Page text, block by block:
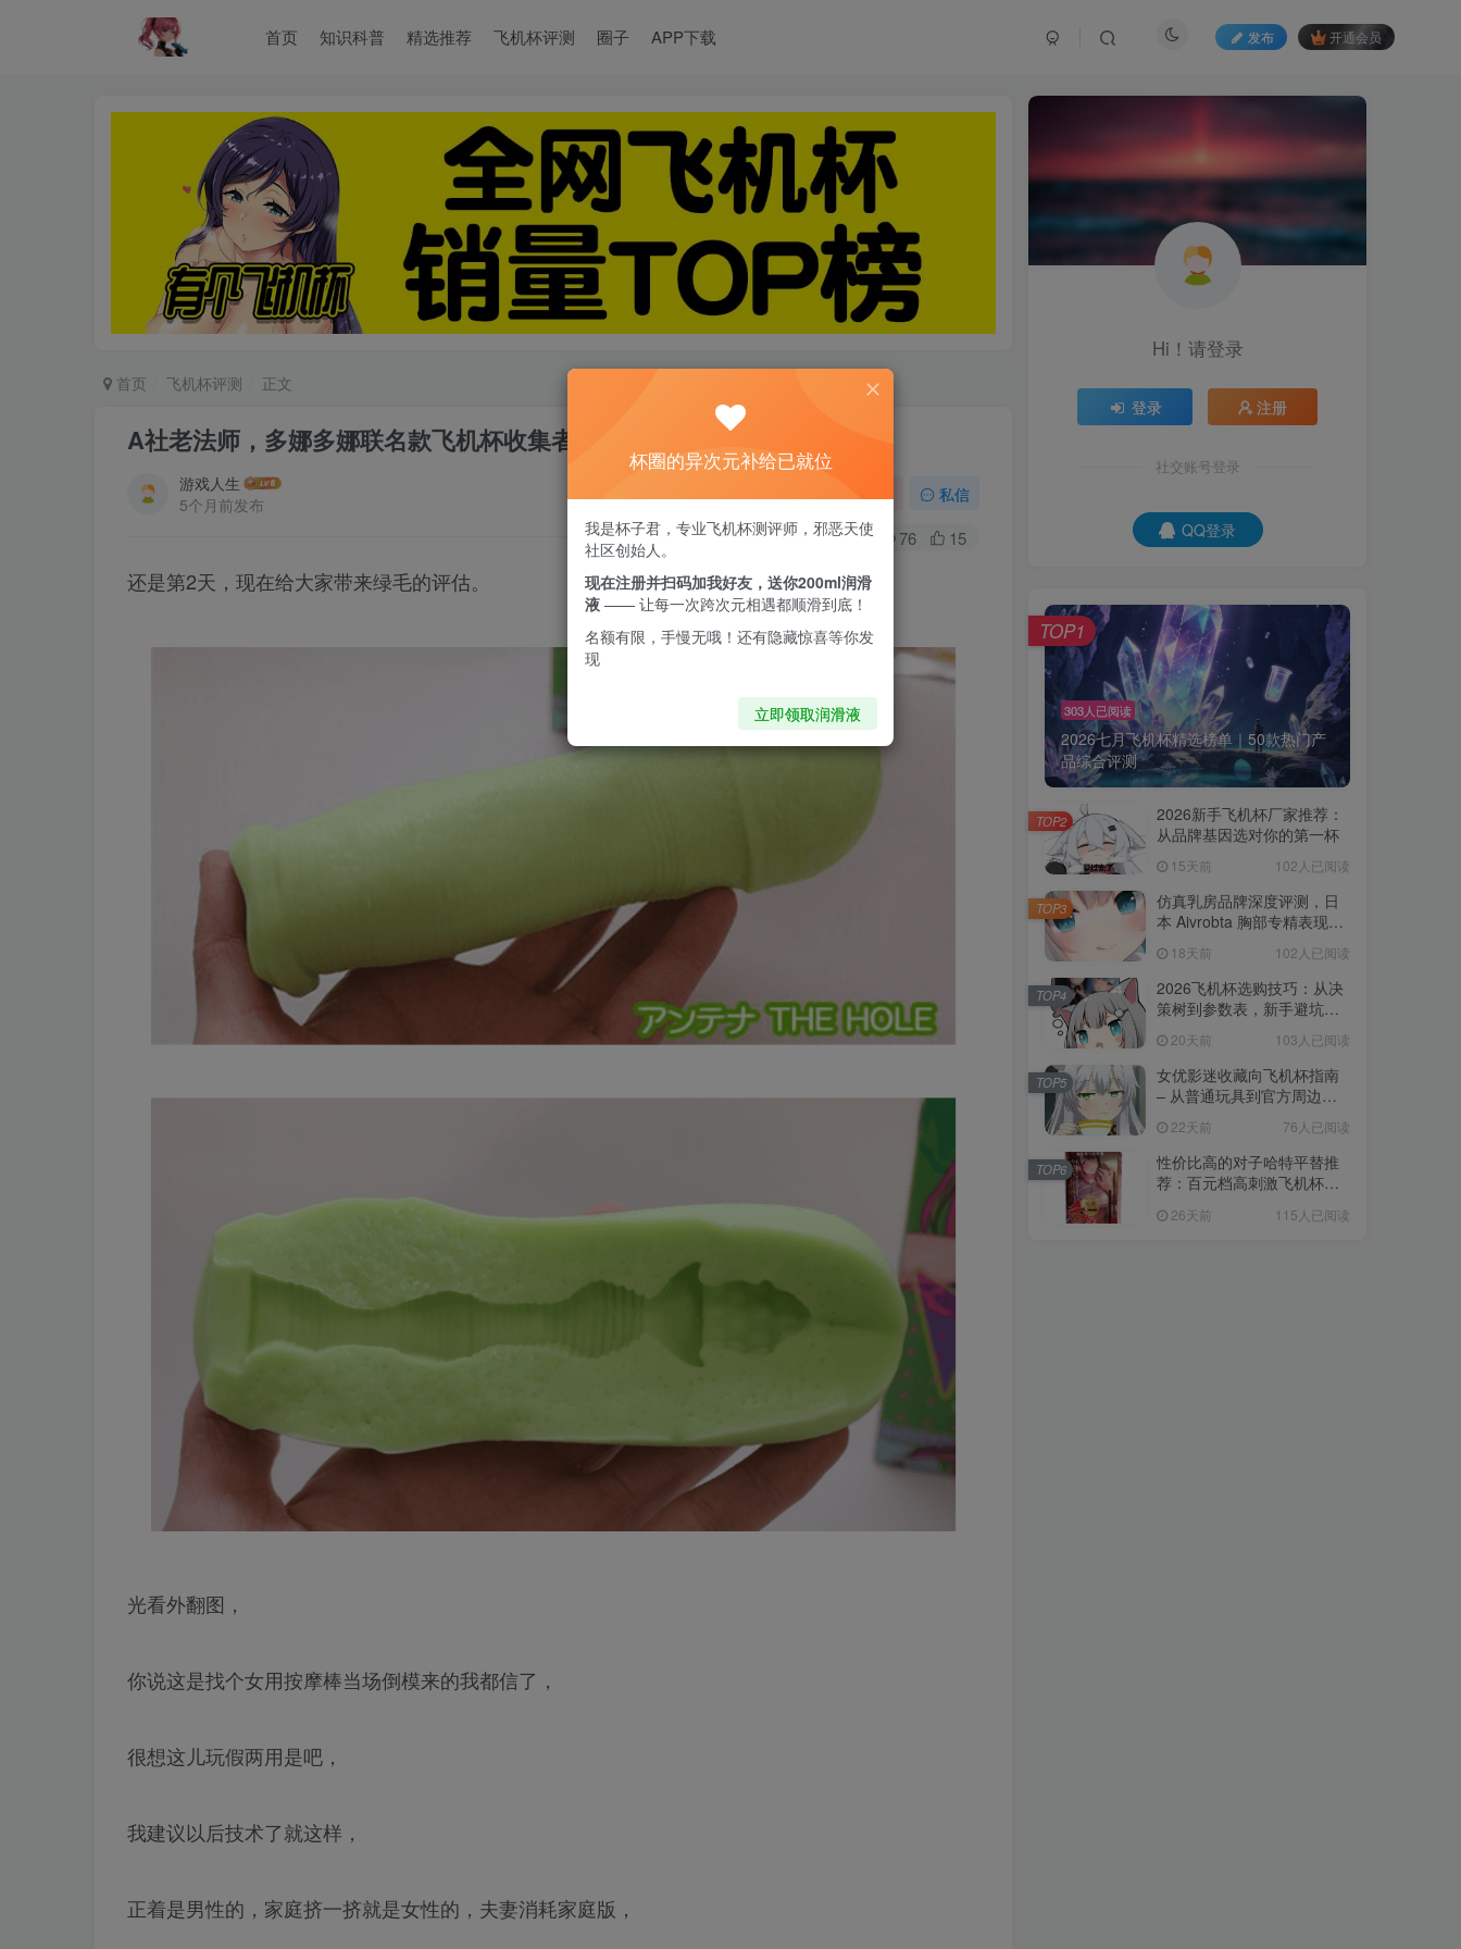
首页 知识科普 精选推荐 飞机杯评测 圈子 APP下载 发布 开通会员
首页 飞机杯评测 正文
A社老法师，多娜多娜联名款飞机杯收集者评测 2——除了情怀也有亮点
游戏人生
5个月前发布
私信
0 76 15
还是第2天，现在给大家带来绿毛的评估。
光看外翻图，
你说这是找个女用按摩棒当场倒模来的我都信了，
很想这儿玩假两用是吧，
我建议以后技术了就这样，
正着是男性的，家庭挤一挤就是女性的，夫妻消耗家庭版，
Hi！请登录
登录 注册
社交账号登录
QQ登录
303人已阅读
2026七月飞机杯精选榜单｜50款热门产
品综合评测
TOP1
2026新手飞机杯厂家推荐：
从品牌基因选对你的第一杯
15天前 102人已阅读
TOP2
仿真乳房品牌深度评测，日
本 Aivrobta 胸部专精表现突
18天前 102人已阅读
TOP3
2026飞机杯选购技巧：从决
策树到参数表，新手避坑全
20天前 103人已阅读
TOP4
女优影迷收藏向飞机杯指南
– 从普通玩具到官方周边的
22天前 76人已阅读
TOP5
性价比高的对子哈特平替推
荐：百元档高刺激飞机杯选
26天前 115人已阅读
TOP6
杯圈的异次元补给已就位
我是杯子君，专业飞机杯测评师，邪恶天使
社区创始人。
现在注册并扫码加我好友，送你200ml润滑
液 —— 让每一次跨次元相遇都顺滑到底！
名额有限，手慢无哦！还有隐藏惊喜等你发
现
立即领取润滑液